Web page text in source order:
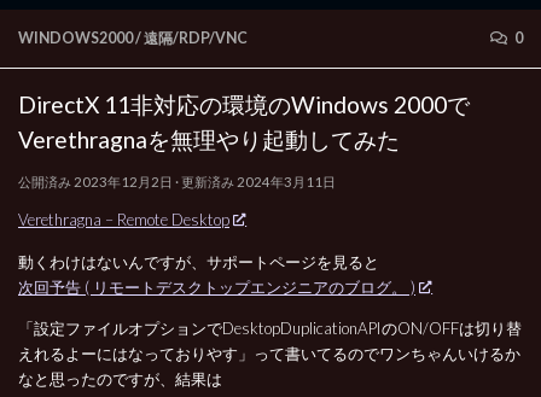
WINDOWS2000/遠隔/RDP/VNC 0
DirectX 11非対応の環境のWindows 2000で
Verethragnaを無理やり起動してみた
公開済み 2023年12月2日 · 更新済み 2024年3月11日
Verethragna – Remote Desktop
動くわけはないんですが、サポートページを見ると
次回予告 ( リモートデスクトップエンジニアのブログ。 )
「設定ファイルオプションでDesktopDuplicationAPIのON/OFFは切り替
えれるよーにはなっておりやす」って書いてるのでワンちゃんいけるか
なと思ったのですが、結果は